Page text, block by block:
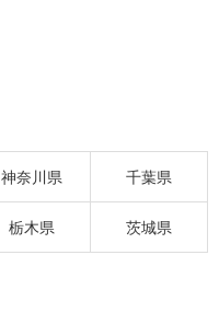
神奈川県 千葉県
栃木県 茨城県